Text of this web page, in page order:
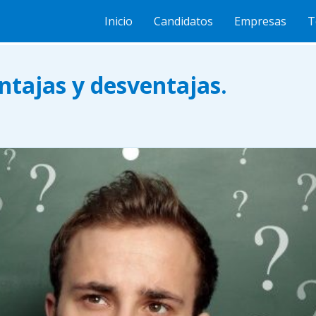
Inicio Candidatos Empresas
y desventajas.